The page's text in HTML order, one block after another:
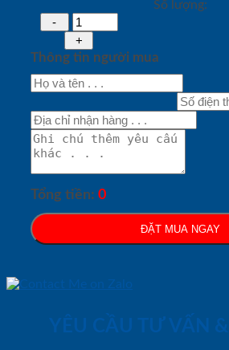
Số lượng:
Thông tin người mua
Tổng tiền: 0
ĐẶT MUA NGAY
YÊU CẦU TƯ VẤN